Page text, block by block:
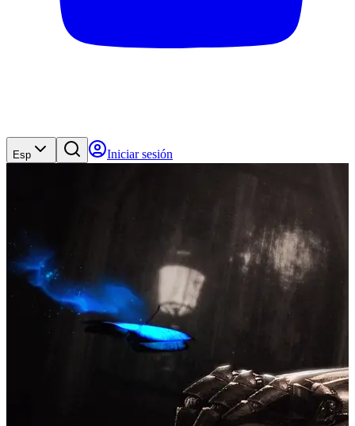
Esp Iniciar sesión